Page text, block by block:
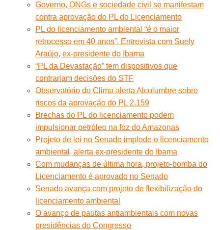
Governo, ONGs e sociedade civil se manifestam
contra aprovação do PL do Licenciamento
PL do licenciamento ambiental “é o maior
retrocesso em 40 anos”. Entrevista com Suely
Araújo, ex-presidente do Ibama
“PL da Devastação” tem dispositivos que
contrariam decisões do STF
Observatório do Clima alerta Alcolumbre sobre
riscos da aprovação do PL 2.159
Brechas do PL do licenciamento podem
impulsionar petróleo na foz do Amazonas
Projeto de lei no Senado implode o licenciamento
ambiental, alerta ex-presidente do Ibama
Com mudanças de última hora, projeto-bomba do
Licenciamento é aprovado no Senado
Senado avança com projeto de flexibilização do
licenciamento ambiental
O avanço de pautas antiambientais com novas
presidências do Congresso